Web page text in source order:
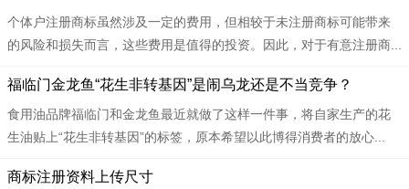
个体户注册商标虽然涉及一定的费用，但相较于未注册商标可能带来
的风险和损失而言，这些费用是值得的投资。因此，对于有意注册商...
​​福临门金龙鱼“花生非转基因”是闹乌龙还是不当竞争？
食用油品牌福临门和金龙鱼最近就做了这样一件事，将自家生产的花
生油贴上“花生非转基因”的标签，原本希望以此博得消费者的放心...
​​商标注册资料上传尺寸